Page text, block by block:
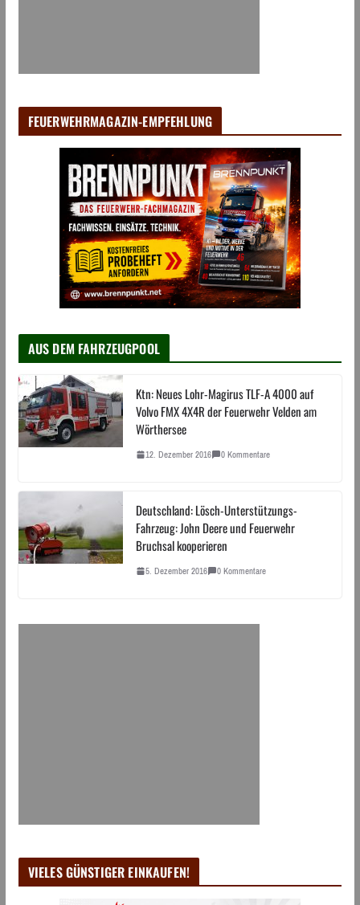
FEUERWEHRMAGAZIN-EMPFEHLUNG
AUS DEM FAHRZEUGPOOL
Ktn: Neues Lohr-Magirus TLF-A 4000 auf
Volvo FMX 4X4R der Feuerwehr Velden am
Wörthersee
12. Dezember 2016 0 Kommentare
Deutschland: Lösch-Unterstützungs-
Fahrzeug: John Deere und Feuerwehr
Bruchsal kooperieren
5. Dezember 2016 0 Kommentare
VIELES GÜNSTIGER EINKAUFEN!